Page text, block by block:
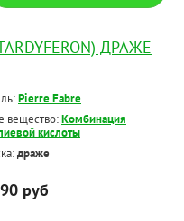
ДРАЖЕ
Pierre Fabre
вещество:Комбинация
кислоты
драже
руб